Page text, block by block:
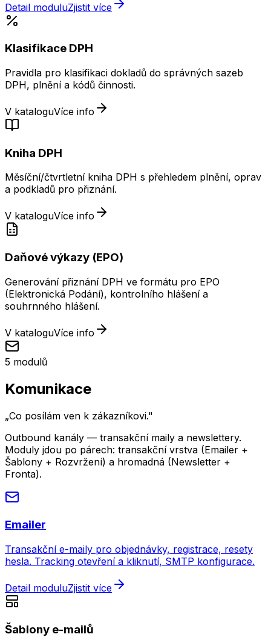
Detail moduluZjistit více
Klasifikace DPH
Pravidla pro klasifikaci dokladů do správných sazeb
DPH, plnění a kódů činnosti.
V kataloguVíce info
Kniha DPH
Měsíční/čtvrtletní kniha DPH s přehledem plnění, oprav
a podkladů pro přiznání.
V kataloguVíce info
Daňové výkazy (EPO)
Generování přiznání DPH ve formátu pro EPO
(Elektronická Podání), kontrolního hlášení a
souhrnného hlášení.
V kataloguVíce info
5 modulů
Komunikace
„Co posílám ven k zákazníkovi."
Outbound kanály — transakční maily a newslettery.
Moduly jdou po párech: transakční vrstva (Emailer +
Šablony + Rozvržení) a hromadná (Newsletter +
Fronta).
Emailer
Transakční e-maily pro objednávky, registrace, resety
hesla. Tracking otevření a kliknutí, SMTP konfigurace.
Detail moduluZjistit více
Šablony e-mailů